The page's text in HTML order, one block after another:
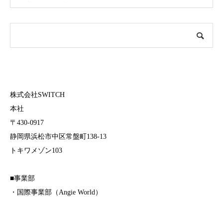
株式会社SWITCH
本社
〒430-0917
静岡県浜松市中区常盤町138-13
トキワメゾン103
■事業部
・国際事業部（Angie World）